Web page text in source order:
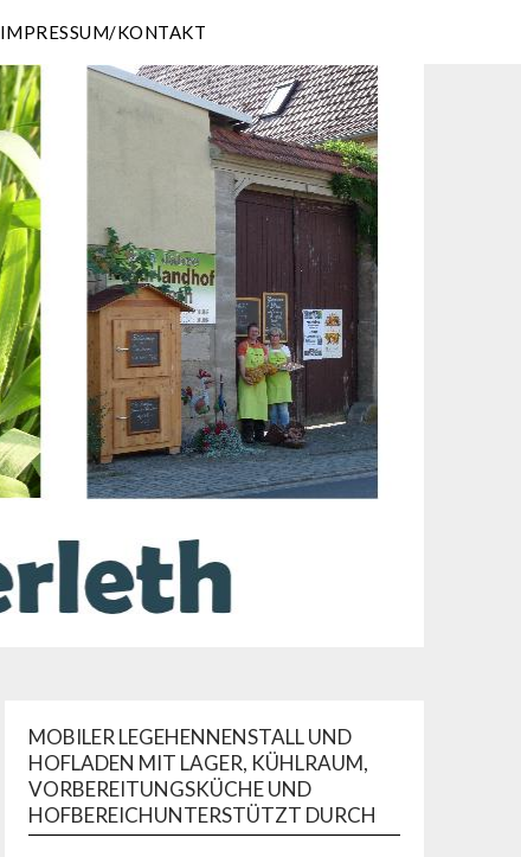
IMPRESSUM/KONTAKT
MOBILER LEGEHENNENSTALL UND
HOFLADEN MIT LAGER, KÜHLRAUM,
VORBEREITUNGSKÜCHE UND
HOFBEREICHUNTERSTÜTZT DURCH